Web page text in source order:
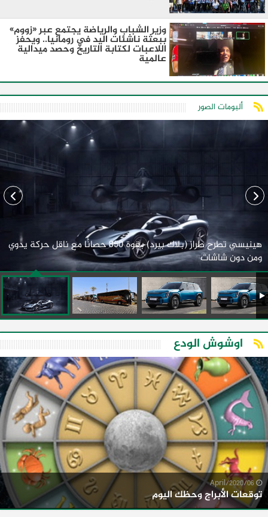
وزير الشباب والرياضة يجتمع عبر «زووم»
ببعثة ناشئات اليد في رومانيا.. ويحفز
اللاعبات لكتابة التاريخ وحصد ميدالية
عالمية
ألبومات الصور
هينيسي تطرح طراز (بلاك بيرد) بقوة 850 حصانًا مع ناقل حركة يدوي
ومن دون شاشات
اوشوش الودع
توقعات الأبراج وحظك اليوم